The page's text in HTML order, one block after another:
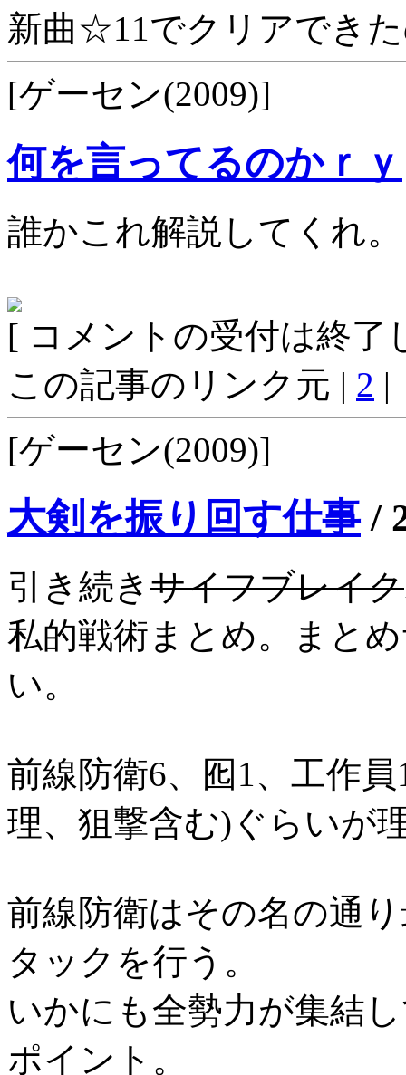
新曲☆11でクリアでき
[ゲーセン(2009)]
何を言ってるのかｒｙ
誰かこれ解説してくれ。
[ コメントの受付は終了
この記事のリンク元 | 2 |
[ゲーセン(2009)]
大剣を振り回す仕事/
引き続き サイフブレイク
私的戦術まとめ。まと
い。
前線防衛6、囮1、工作
理、狙撃含む)ぐらいが
前線防衛はその名の通
タックを行う。
いかにも全勢力が集結
ポイント。